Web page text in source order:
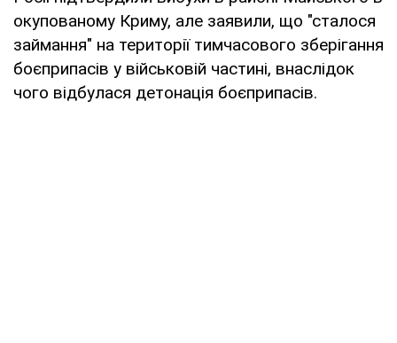
окупованому Криму, але заявили, що "сталося
займання" на території тимчасового зберігання
боєприпасів у військовій частині, внаслідок
чого відбулася детонація боєприпасів.